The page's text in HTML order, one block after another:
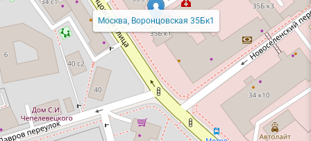
Москва, Воронцовская 35Бк1